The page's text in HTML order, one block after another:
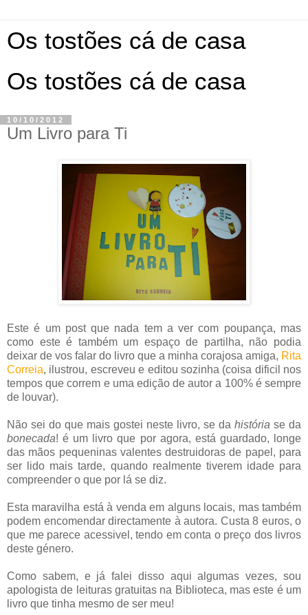
Os tostões cá de casa
Os tostões cá de casa
10/10/2012
Um Livro para Ti
Este é um post que nada tem a ver com poupança, mas
como este é também um espaço de partilha, não podia
deixar de vos falar do livro que a minha corajosa amiga, Rita
Correia, ilustrou, escreveu e editou sozinha (coisa dificil nos
tempos que correm e uma edição de autor a 100% é sempre
de louvar).
Não sei do que mais gostei neste livro, se da história se da
bonecada! é um livro que por agora, está guardado, longe
das mãos pequeninas valentes destruidoras de papel, para
ser lido mais tarde, quando realmente tiverem idade para
compreender o que por lá se diz.
Esta maravilha está à venda em alguns locais, mas também
podem encomendar directamente à autora. Custa 8 euros, o
que me parece acessivel, tendo em conta o preço dos livros
deste género.
Como sabem, e já falei disso aqui algumas vezes, sou
apologista de leituras gratuitas na Biblioteca, mas este é um
livro que tinha mesmo de ser meu!